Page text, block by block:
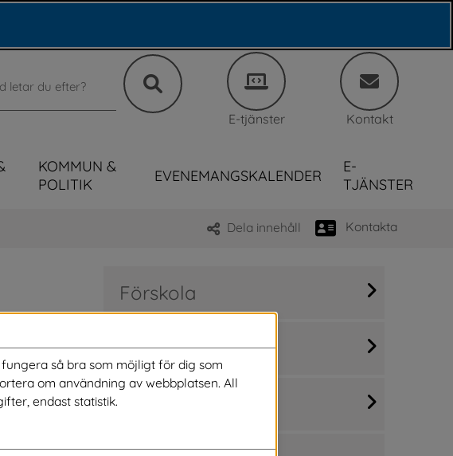
E-tjänster Kontakt
KOMMUN &
POLITIK
EVENEMANGSKALENDER
E-
TJÄNSTER
Dela innehåll Kontakta
sida
Förskola
Fritidshem
så bra som möjligt för dig som
om användning av webbplatsen. All
endast statistik.